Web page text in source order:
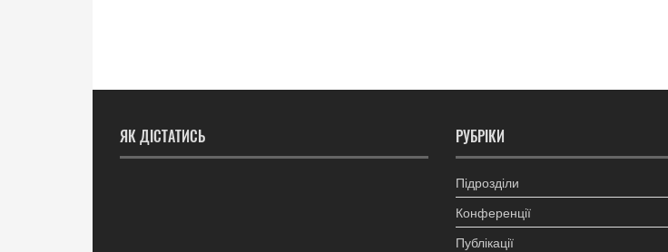
ЯК ДІСТАТИСЬ РУБРІКИ
Підрозділи
Конференції
Публікації